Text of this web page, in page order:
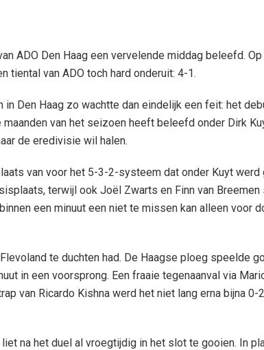
ADO Den Haag een vervelende middag beleefd.
tiental van ADO toch hard onderuit: 4-1.
Den Haag zo wachtte dan eindelijk een feit: het
van het seizoen heeft beleefd onder Dirk
de eredivisie wil halen.
van voor het 5-3-2-systeem dat onder Kuyt
terwijl ook Joël Zwarts en Finn van Breemen
een minuut een niet te missen kan alleen voor
te duchten had. De Haagse ploeg speelde
in een voorsprong. Een fraaie tegenaanval via
van Ricardo Kishna werd het niet lang erna bijna
na het duel al vroegtijdig in het slot te gooien. In